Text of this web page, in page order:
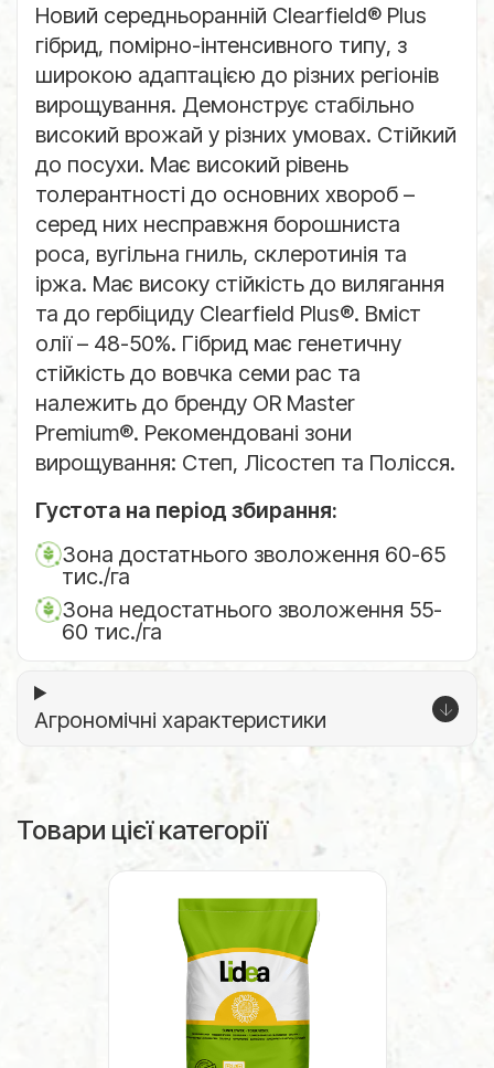
Новий середньоранній Clearfield® Plus
гібрид, помірно-інтенсивного типу, з
широкою адаптацією до різних регіонів
вирощування. Демонструє стабільно
високий врожай у різних умовах. Стійкий
до посухи. Має високий рівень
толерантності до основних хвороб –
серед них несправжня борошниста
роса, вугільна гниль, склеротинія та
іржа. Має високу стійкість до вилягання
та до гербіциду Clearfield Plus®. Вміст
олії – 48-50%. Гібрид має генетичну
стійкість до вовчка семи рас та
належить до бренду OR Master
Premium®. Рекомендовані зони
вирощування: Степ, Лісостеп та Полісся.
Густота на період збирання:
Зона достатнього зволоження 60-65
тис./га
Зона недостатнього зволоження 55-
60 тис./га
Агрономічні характеристики
Товари цієї категорії